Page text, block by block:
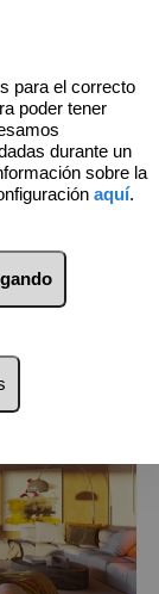
(Málaga)
para el correcto
poder tener
durante un
sobre la
aquí.